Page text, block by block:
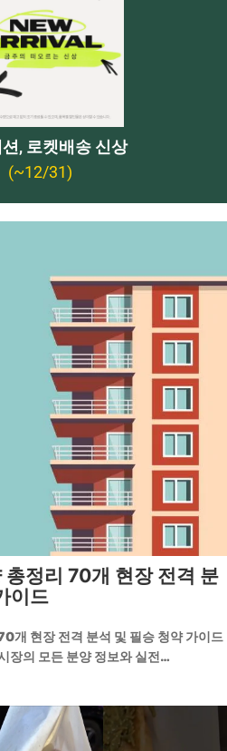
, 로켓배송 신상
(~12/31)
총정리 70개 현장 전격 분
이드
개 현장 전격 분석 및 필승 청약 가이
장의 모든 분양 정보와 실전…